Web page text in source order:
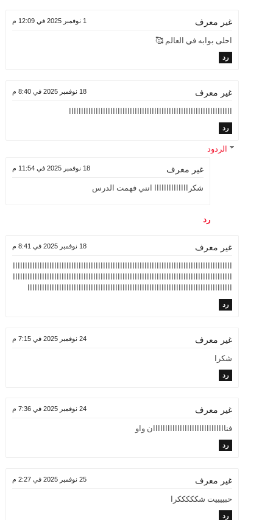
غير معرف 1 نوفمبر 2025 في 12:09 م
احلى بوابه في العالم 🥰
رد
غير معرف 18 نوفمبر 2025 في 8:40 م
ااااااااااااااااااااااااااااااااااااااااااااااااااااااااااااااااااا
رد
الردود
غير معرف 18 نوفمبر 2025 في 11:54 م
شكراااااااااااااا انني فهمت الدرس
رد
غير معرف 18 نوفمبر 2025 في 8:41 م
رد
غير معرف 24 نوفمبر 2025 في 7:15 م
شكرا
رد
غير معرف 24 نوفمبر 2025 في 7:36 م
فناااااااااااااااااااااااااااااان واو
رد
غير معرف 25 نوفمبر 2025 في 2:27 م
حبييييت شكككككرا
رد